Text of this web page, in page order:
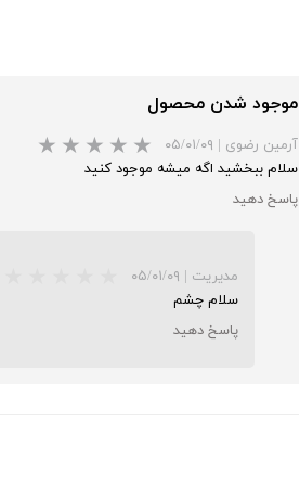
موجود شدن محصول
آرمین رضوی ۰۵/۰۱/۰۹
سلام ببخشید اگه میشه موجود کنید
پاسخ دهید
مدیریت ۰۵/۰۱/۰۹
سلام چشم
پاسخ دهید